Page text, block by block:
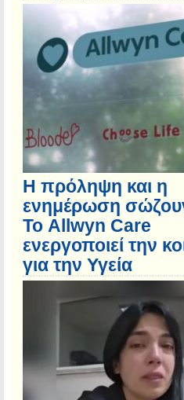
Η πρόληψη και η
ενημέρωση
Το Allwyn Care
ενεργοποιεί την
για την Υγεία